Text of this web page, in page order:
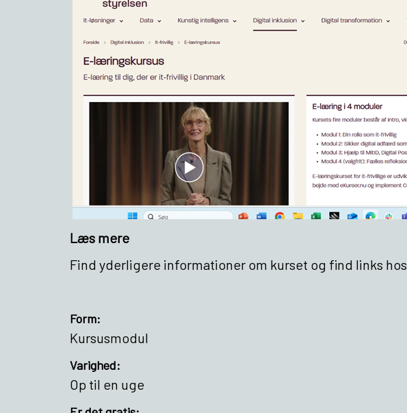
Læs mere
Find yderligere informationer om kurset og find links hos
Form:
Kursusmodul
Varighed:
Op til en uge